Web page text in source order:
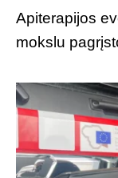
Apiterapijos
mokslu